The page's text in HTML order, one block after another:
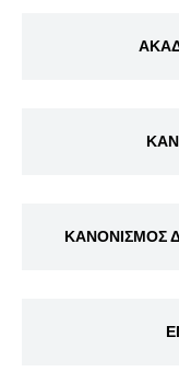
ΚΑΝΟΝΙΣΜΟΣ